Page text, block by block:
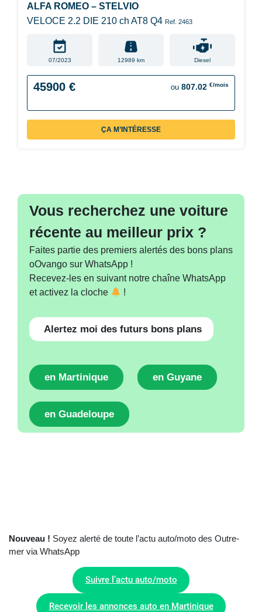
ALFA ROMEO – STELVIO
VELOCE 2.2 DIE 210 ch AT8 Q4 Ref. 2463
07/2023 12989 km Diesel
45900 € ou 807.02 €/mois
ÇA M’INTÉRESSE
Vous recherchez une voiture
récente au meilleur prix ?
Faites partie des premiers alertés des bons plans
oOvango sur WhatsApp !
Recevez-les en suivant notre chaîne WhatsApp
et activez la cloche
!
Alertez moi des futurs bons plans
en Martinique en Guyane
en Guadeloupe
Nouveau ! Soyez alerté de toute l’actu auto/moto des Outre-
mer via WhatsApp
Suivre l’actu auto/moto
Recevoir les annonces auto en Martinique